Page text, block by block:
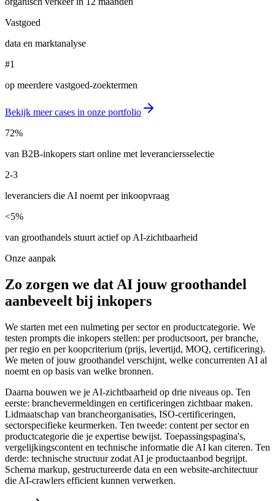
Vastgoed
data en marktanalyse
#1
op meerdere vastgoed-zoektermen
Bekijk meer cases in onze portfolio
72%
van B2B-inkopers start online met leveranciersselectie
2-3
leveranciers die AI noemt per inkoopvraag
<5%
van groothandels stuurt actief op AI-zichtbaarheid
Onze aanpak
Zo zorgen we dat AI jouw groothandel
aanbeveelt bij inkopers
We starten met een nulmeting per sector en productcategorie. We
testen prompts die inkopers stellen: per productsoort, per branche,
per regio en per koopcriterium (prijs, levertijd, MOQ, certificering).
We meten of jouw groothandel verschijnt, welke concurrenten AI al
noemt en op basis van welke bronnen.
Daarna bouwen we je AI-zichtbaarheid op drie niveaus op. Ten
eerste: branchevermeldingen en certificeringen zichtbaar maken.
Lidmaatschap van brancheorganisaties, ISO-certificeringen,
sectorspecifieke keurmerken. Ten tweede: content per sector en
productcategorie die je expertise bewijst. Toepassingspagina's,
vergelijkingscontent en technische informatie die AI kan citeren. Ten
derde: technische structuur zodat AI je productaanbod begrijpt.
Schema markup, gestructureerde data en een website-architectuur
die AI-crawlers efficient kunnen verwerken.